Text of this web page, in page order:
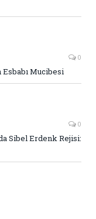
0
Esbabı Mucibesi
0
Sibel Erdenk Rejisi: